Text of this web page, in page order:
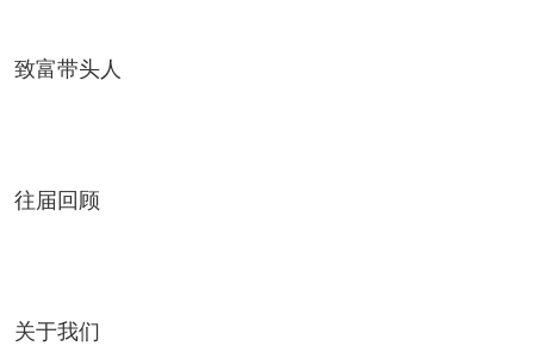
致富带头人
往届回顾
关于我们